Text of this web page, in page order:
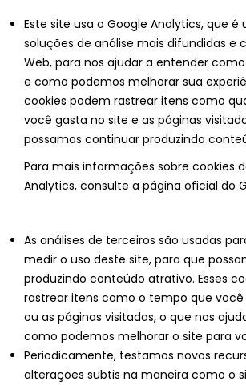
Este site usa o Google Analytics, que é
soluções de análise mais difundidas e
Web, para nos ajudar a entender
e como podemos melhorar sua
cookies podem rastrear itens como
você gasta no site e as páginas
possamos continuar produzindo
Para mais informações sobre cookies
Analytics, consulte a página oficial do
As análises de terceiros são usadas
medir o uso deste site, para que
produzindo conteúdo atrativo. Esses
rastrear itens como o tempo que você
ou as páginas visitadas, o que nos
como podemos melhorar o site para
Periodicamente, testamos novos
alterações subtis na maneira como o